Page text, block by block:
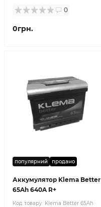
0
0грн.
популярний продано
Аккумулятор Klema Better
65Ah 640A R+
Код товару: Klema Better 65Ah